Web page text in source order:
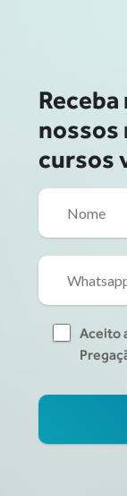
nossos
cursos
Aceito